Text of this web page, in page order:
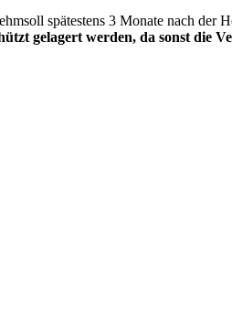
spätestens 3 Monate nach der
gelagert werden, da sonst die